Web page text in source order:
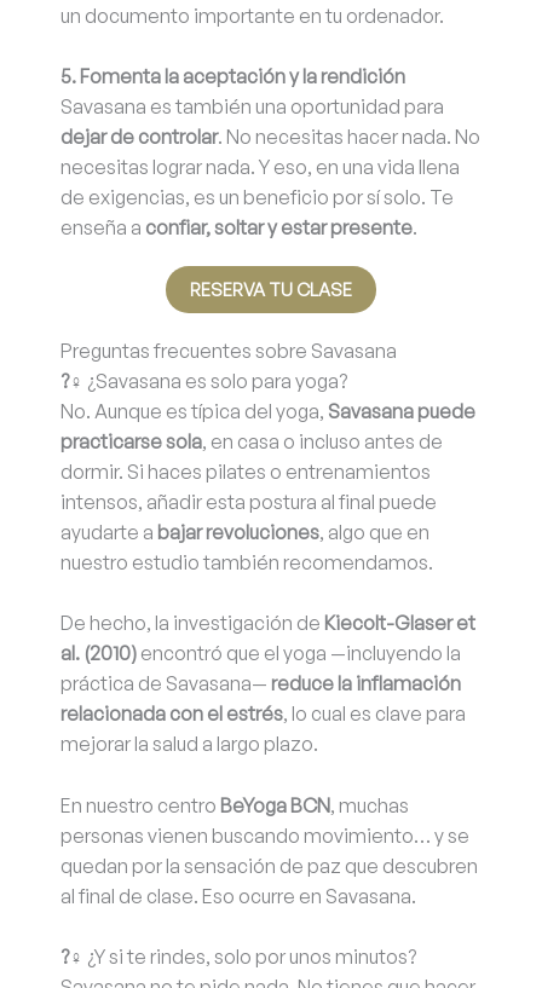
un documento importante en tu ordenador.
5. Fomenta la aceptación y la rendición
Savasana es también una oportunidad para
dejar de controlar. No necesitas hacer nada. No
necesitas lograr nada. Y eso, en una vida llena
de exigencias, es un beneficio por sí solo. Te
enseña a confiar, soltar y estar presente.
RESERVA TU CLASE
Preguntas frecuentes sobre Savasana
?‍♀️ ¿Savasana es solo para yoga?
No. Aunque es típica del yoga, Savasana puede
practicarse sola, en casa o incluso antes de
dormir. Si haces pilates o entrenamientos
intensos, añadir esta postura al final puede
ayudarte a bajar revoluciones, algo que en
nuestro estudio también recomendamos.
De hecho, la investigación de Kiecolt-Glaser et
al. (2010) encontró que el yoga —incluyendo la
práctica de Savasana— reduce la inflamación
relacionada con el estrés, lo cual es clave para
mejorar la salud a largo plazo.
En nuestro centro BeYoga BCN, muchas
personas vienen buscando movimiento… y se
quedan por la sensación de paz que descubren
al final de clase. Eso ocurre en Savasana.
?‍♀️ ¿Y si te rindes, solo por unos minutos?